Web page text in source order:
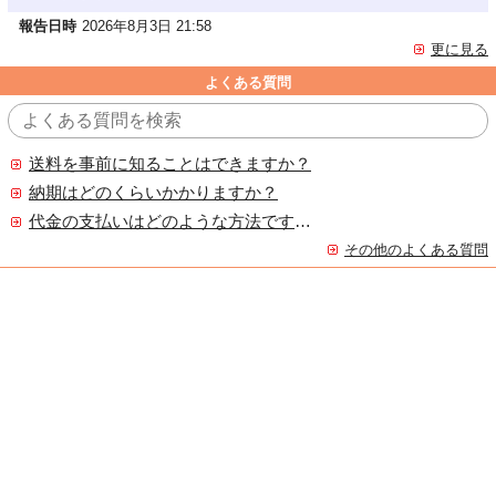
報告日時 2026年8月3日 21:58
更に見る
よくある質問
送料を事前に知ることはできますか？
納期はどのくらいかかりますか？
代金の支払いはどのような方法ですか？
その他のよくある質問